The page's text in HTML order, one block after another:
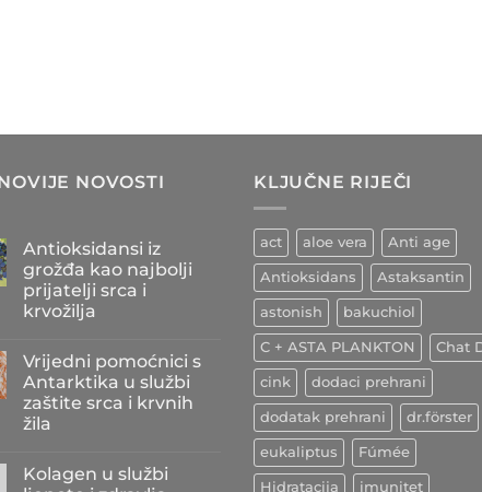
NOVOSTI
Antioksidansi iz
grožđa kao najbolji
prijatelji srca i
krvožilja
na
Antioksidansi
iz
grožđa
kao
najbolji
Vrijedni pomoćnici s
Antarktika u službi
zaštite srca i krvnih
žila
na
Vrijedni
Kolagen u službi
KLJUČNE RIJEČI
act aloe vera Anti age
Antioksidans Astaksantin
astonish bakuchiol
C + ASTA PLANKTON Chat
cink dodaci prehrani
dodatak prehrani dr.förster
eukaliptus Fúmée
Hidratacija imunitet